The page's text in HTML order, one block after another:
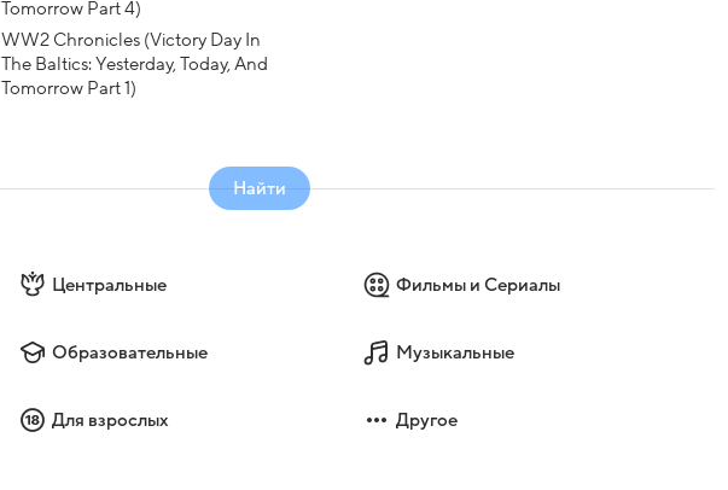
Tomorrow Part 4)
WW2 Chronicles (Victory Day In
The Baltics: Yesterday, Today, And
Tomorrow Part 1)
Найти
Центральные Фильмы и Сериалы
Образовательные Музыкальные
Для взрослых Другое